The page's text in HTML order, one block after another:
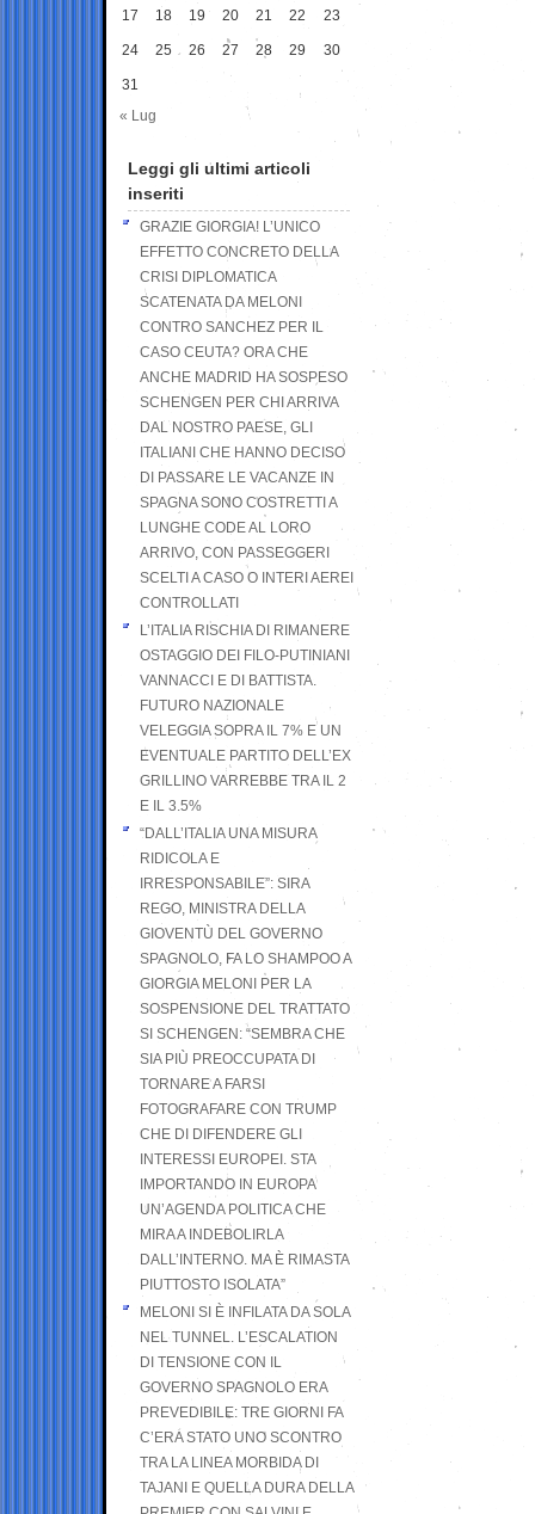
17 18 19 20 21 22 23
24 25 26 27 28 29 30
31
« Lug
Leggi gli ultimi articoli
inseriti
GRAZIE GIORGIA! L’UNICO
EFFETTO CONCRETO DELLA
CRISI DIPLOMATICA
SCATENATA DA MELONI
CONTRO SANCHEZ PER IL
CASO CEUTA? ORA CHE
ANCHE MADRID HA SOSPESO
SCHENGEN PER CHI ARRIVA
DAL NOSTRO PAESE, GLI
ITALIANI CHE HANNO DECISO
DI PASSARE LE VACANZE IN
SPAGNA SONO COSTRETTI A
LUNGHE CODE AL LORO
ARRIVO, CON PASSEGGERI
SCELTI A CASO O INTERI AEREI
CONTROLLATI
L’ITALIA RISCHIA DI RIMANERE
OSTAGGIO DEI FILO-PUTINIANI
VANNACCI E DI BATTISTA.
FUTURO NAZIONALE
VELEGGIA SOPRA IL 7% E UN
EVENTUALE PARTITO DELL’EX
GRILLINO VARREBBE TRA IL 2
E IL 3.5%
“DALL’ITALIA UNA MISURA
RIDICOLA E
IRRESPONSABILE”: SIRA
REGO, MINISTRA DELLA
GIOVENTÙ DEL GOVERNO
SPAGNOLO, FA LO SHAMPOO A
GIORGIA MELONI PER LA
SOSPENSIONE DEL TRATTATO
SI SCHENGEN: “SEMBRA CHE
SIA PIÙ PREOCCUPATA DI
TORNARE A FARSI
FOTOGRAFARE CON TRUMP
CHE DI DIFENDERE GLI
INTERESSI EUROPEI. STA
IMPORTANDO IN EUROPA
UN’AGENDA POLITICA CHE
MIRA A INDEBOLIRLA
DALL’INTERNO. MA È RIMASTA
PIUTTOSTO ISOLATA”
MELONI SI È INFILATA DA SOLA
NEL TUNNEL. L’ESCALATION
DI TENSIONE CON IL
GOVERNO SPAGNOLO ERA
PREVEDIBILE: TRE GIORNI FA
C’ERA STATO UNO SCONTRO
TRA LA LINEA MORBIDA DI
TAJANI E QUELLA DURA DELLA